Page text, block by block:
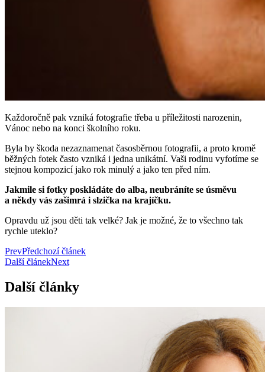
Každoročně pak vzniká fotografie třeba u příležitosti narozenin,
Vánoc nebo na konci školního roku.
Byla by škoda nezaznamenat časosběrnou fotografii, a proto kromě
běžných fotek často vzniká i jedna unikátní. Vaši rodinu vyfotíme se
stejnou kompozicí jako rok minulý a jako ten před ním.
Jakmile si fotky poskládáte do alba, neubráníte se úsměvu
a někdy vás zašimrá i slzička na krajíčku.
Opravdu už jsou děti tak velké? Jak je možné, že to všechno tak
rychle uteklo?
PrevPředchozí článek
Další článekNext
Další články